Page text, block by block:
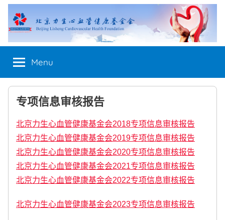
Skip
content
Menu
专项信息审核报告
北京力生心血管健康基金会2018专项信息审核报告
北京力生心血管健康基金会2019专项信息审核报告
北京力生心血管健康基金会2020专项信息审核报告
北京力生心血管健康基金会2021专项信息审核报告
北京力生心血管健康基金会2022专项信息审核报告
北京力生心血管健康基金会2023专项信息审核报告